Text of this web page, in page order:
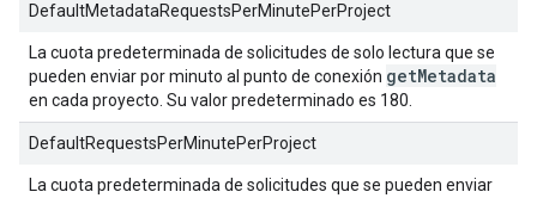
DefaultMetadataRequestsPerMinutePerProject
La cuota predeterminada de solicitudes de solo lectura que se
pueden enviar por minuto al punto de conexión getMetadata
en cada proyecto. Su valor predeterminado es 180.
DefaultRequestsPerMinutePerProject
La cuota predeterminada de solicitudes que se pueden enviar